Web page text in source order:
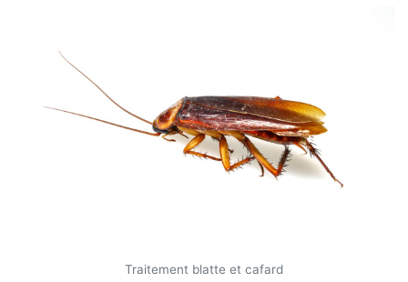
Traitement blatte et cafard